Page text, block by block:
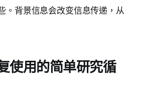
。背景信息会改变信息传递，从
使用的简单研究循